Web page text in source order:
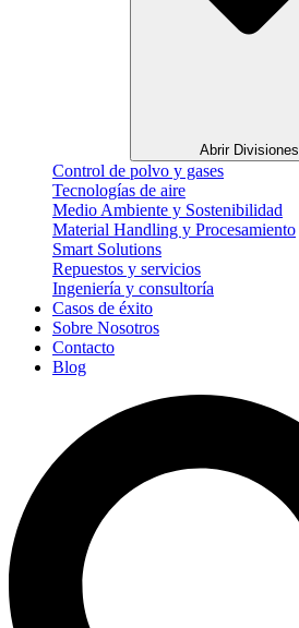
Abrir Divisiones
Control de polvo y gases
Tecnologías de aire
Medio Ambiente y Sostenibilidad
Material Handling y Procesamiento
Smart Solutions
Repuestos y servicios
Ingeniería y consultoría
Casos de éxito
Sobre Nosotros
Contacto
Blog